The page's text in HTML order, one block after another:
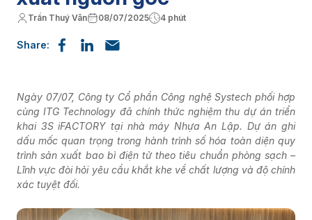
Trần Thuý Vân 08/07/2025 4 phút
Share:
Ngày 07/07, Công ty Cổ phần Công nghệ Systech phối hợp
cùng ITG Technology đã chính thức nghiệm thu dự án triển
khai 3S iFACTORY tại nhà máy Nhựa An Lập. Dự án ghi
dấu mốc quan trọng trong hành trình số hóa toàn diện quy
trình sản xuất bao bì điện tử theo tiêu chuẩn phòng sạch –
Lĩnh vực đòi hỏi yêu cầu khắt khe về chất lượng và độ chính
xác tuyệt đối.